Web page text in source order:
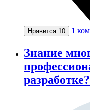
Нравится 10 1
Знание
разработке?